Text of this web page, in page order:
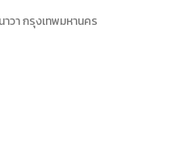
วา กรุงเทพมหานคร